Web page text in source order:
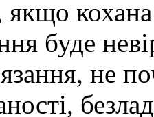
якщо
буде
не